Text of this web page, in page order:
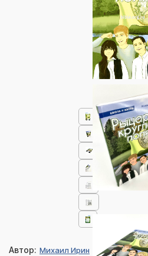
Автор: Михаил Ирин